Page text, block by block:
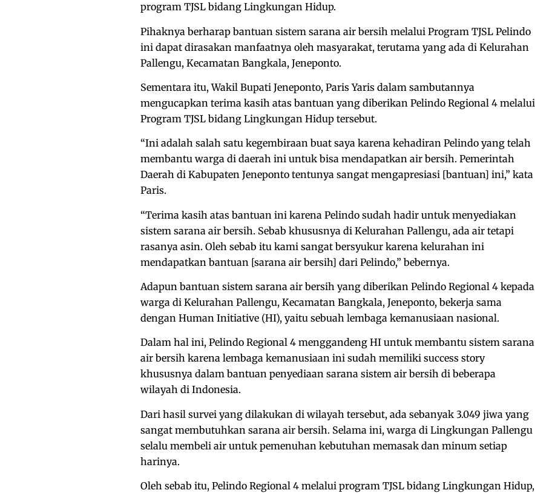
program TJSL bidang Lingkungan Hidup.
Pihaknya berharap bantuan sistem sarana air bersih melalui Program TJSL Pelindo
ini dapat dirasakan manfaatnya oleh masyarakat, terutama yang ada di Kelurahan
Pallengu, Kecamatan Bangkala, Jeneponto.
Sementara itu, Wakil Bupati Jeneponto, Paris Yaris dalam sambutannya
mengucapkan terima kasih atas bantuan yang diberikan Pelindo Regional 4 melalui
Program TJSL bidang Lingkungan Hidup tersebut.
“Ini adalah salah satu kegembiraan buat saya karena kehadiran Pelindo yang telah
membantu warga di daerah ini untuk bisa mendapatkan air bersih. Pemerintah
Daerah di Kabupaten Jeneponto tentunya sangat mengapresiasi [bantuan] ini,” kata
Paris.
“Terima kasih atas bantuan ini karena Pelindo sudah hadir untuk menyediakan
sistem sarana air bersih. Sebab khususnya di Kelurahan Pallengu, ada air tetapi
rasanya asin. Oleh sebab itu kami sangat bersyukur karena kelurahan ini
mendapatkan bantuan [sarana air bersih] dari Pelindo,” bebernya.
Adapun bantuan sistem sarana air bersih yang diberikan Pelindo Regional 4 kepada
warga di Kelurahan Pallengu, Kecamatan Bangkala, Jeneponto, bekerja sama
dengan Human Initiative (HI), yaitu sebuah lembaga kemanusiaan nasional.
Dalam hal ini, Pelindo Regional 4 menggandeng HI untuk membantu sistem sarana
air bersih karena lembaga kemanusiaan ini sudah memiliki success story
khususnya dalam bantuan penyediaan sarana sistem air bersih di beberapa
wilayah di Indonesia.
Dari hasil survei yang dilakukan di wilayah tersebut, ada sebanyak 3.049 jiwa yang
sangat membutuhkan sarana air bersih. Selama ini, warga di Lingkungan Pallengu
selalu membeli air untuk pemenuhan kebutuhan memasak dan minum setiap
harinya.
Oleh sebab itu, Pelindo Regional 4 melalui program TJSL bidang Lingkungan Hidup,